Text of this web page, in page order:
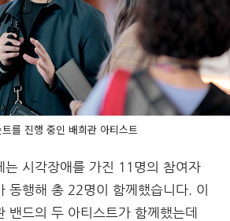
를 진행 중인 배희관 아티스트
시각장애를 가진 11명의 참여자
동행해 총 22명이 함께했습니다. 이
밴드의 두 아티스트가 함께했는데